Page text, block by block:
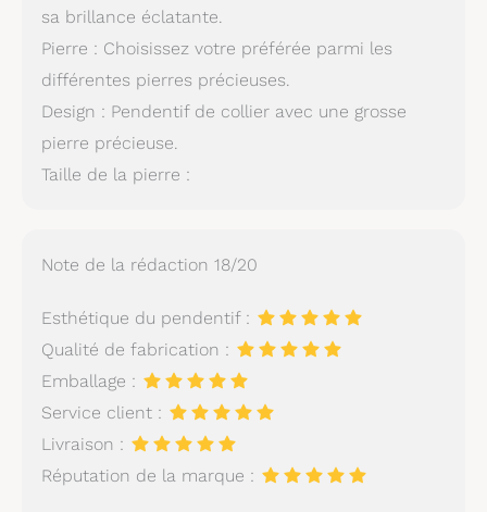
sa brillance éclatante.
Pierre : Choisissez votre préférée parmi les
différentes pierres précieuses.
Design : Pendentif de collier avec une grosse
pierre précieuse.
Taille de la pierre :
Note de la rédaction 18/20
Esthétique du pendentif :
Qualité de fabrication :
Emballage :
Service client :
Livraison :
Réputation de la marque :